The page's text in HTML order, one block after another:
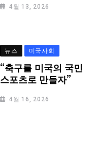
4월 13, 2026
뉴스 미국사회
“축구를 미국의 국민
스포츠로 만들자”
4월 16, 2026